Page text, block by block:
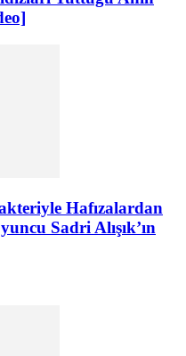
Hafızalardan
Sadri Alışık’ın